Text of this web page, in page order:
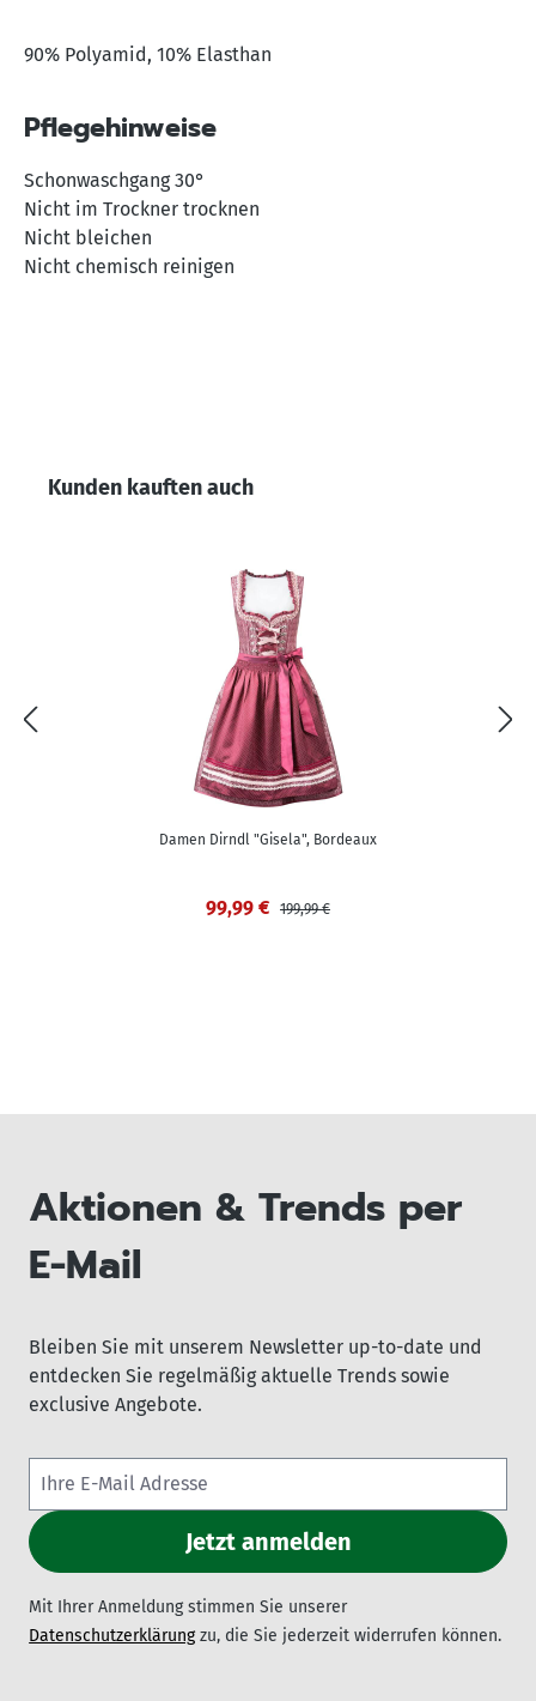
90% Polyamid, 10% Elasthan
Pflegehinweise
Schonwaschgang 30°
Nicht im Trockner trocknen
Nicht bleichen
Nicht chemisch reinigen
Produktgalerie überspringen
Kunden kauften auch
Damen Dirndl "Gisela", Bordeaux
99,99 € 199,99 €
Aktionen & Trends per
E-Mail
Bleiben Sie mit unserem Newsletter up-to-date und
entdecken Sie regelmäßig aktuelle Trends sowie
exclusive Angebote.
Mit Ihrer Anmeldung stimmen Sie unserer
Datenschutzerklärungzu, die Sie jederzeit widerrufen können.